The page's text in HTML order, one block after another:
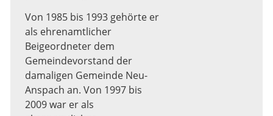
Von 1985 bis 1993 gehörte er
als ehrenamtlicher
Beigeordneter dem
Gemeindevorstand der
damaligen Gemeinde Neu-
Anspach an. Von 1997 bis
2009 war er als